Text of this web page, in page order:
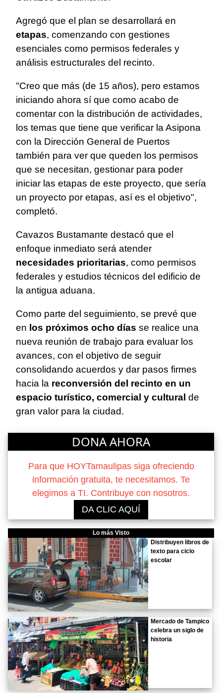
Agregó que el plan se desarrollará en
etapas, comenzando con gestiones
esenciales como permisos federales y
análisis estructurales del recinto.
"Creo que más (de 15 años), pero estamos
iniciando ahora sí que como acabo de
comentar con la distribución de actividades,
los temas que tiene que verificar la Asipona
con la Dirección General de Puertos
también para ver que queden los permisos
que se necesitan, gestionar para poder
iniciar las etapas de este proyecto, que sería
un proyecto por etapas, así es el objetivo",
completó.
Cavazos Bustamante destacó que el
enfoque inmediato será atender
necesidades prioritarias, como permisos
federales y estudios técnicos del edificio de
la antigua aduana.
Como parte del seguimiento, se prevé que
en los próximos ocho días se realice una
nueva reunión de trabajo para evaluar los
avances, con el objetivo de seguir
consolidando acuerdos y dar pasos firmes
hacia la reconversión del recinto en un
espacio turístico, comercial y cultural de
gran valor para la ciudad.
DONA AHORA
Para que HOYTamaulipas siga ofreciendo
información gratuita, te necesitamos. Te
elegimos a TI. Contribuye con nosotros.
DA CLIC AQUÍ
Lo más Visto
Distribuyen libros de
texto para ciclo
escolar
Mercado de Tampico
celebra un siglo de
historia